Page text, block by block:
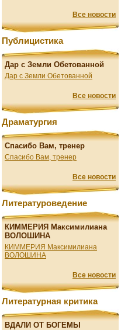
Все новости
Публицистика
Дар с Земли Обетованной
Дар с Земли Обетованной
Все новости
Драматургия
Спасибо Вам, тренер
Спасибо Вам, тренер
Все новости
Литературоведение
КИММЕРИЯ Максимилиана
ВОЛОШИНА
КИММЕРИЯ Максимилиана
ВОЛОШИНА
Все новости
Литературная критика
ВДАЛИ ОТ БОГЕМЫ